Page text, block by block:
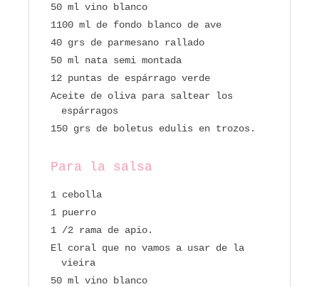
50 ml vino blanco
1100 ml de fondo blanco de ave
40 grs de parmesano rallado
50 ml nata semi montada
12 puntas de espárrago verde
Aceite de oliva para saltear los
espárragos
150 grs de boletus edulis en trozos.
Para la salsa
1 cebolla
1 puerro
1 /2 rama de apio.
El coral que no vamos a usar de la
vieira
50 ml vino blanco